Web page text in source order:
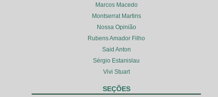
Marcos Macedo
Montserrat Martins
Nossa Opinião
Rubens Amador Filho
Said Anton
Sérgio Estanislau
Vivi Stuart
SEÇÕES